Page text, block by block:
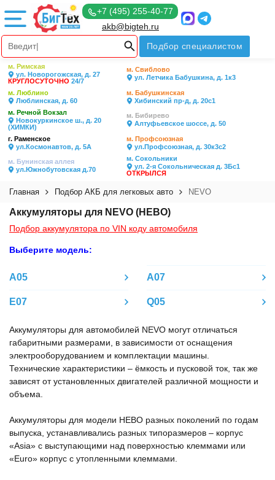
+7 (495) 255-40-77
akb@bigteh.ru
Подбор специалистом
м. Римская
ул. Новорогожская, д. 27
КРУГЛОСУТОЧНО 24/7
м. Свиблово
ул. Летчика Бабушкина, д. 1к3
м. Люблино
Люблинская, д. 60
м. Бабушкинская
Хибинский пр-д, д. 20с1
м. Речной Вокзал
Новокуркинское ш., д. 20
(ХИМКИ)
м. Бибирево
Алтуфьевское шоссе, д. 50
г. Раменское
ул.Космонавтов, д. 5А
м. Профсоюзная
ул.Профсоюзная, д. 30к3с2
м. Бунинская аллея
ул.Южнобутовская д.70
м. Сокольники
ул. 2-я Сокольническая д. 3Бс1
ОТКРЫЛСЯ
Главная Подбор АКБ для легковых авто NEVO
Аккумуляторы для NEVO (НЕВО)
Подбор аккумулятора по VIN коду автомобиля
Выберите модель:
A05 A07
E07 Q05
Аккумуляторы для автомобилей NEVO могут отличаться
габаритными размерами, в зависимости от оснащения
электрооборудованием и комплектации машины.
Технические характеристики – ёмкость и пусковой ток, так же
зависят от установленных двигателей различной мощности и
объема.
Аккумуляторы для модели НЕВО разных поколений по годам
выпуска, устанавливались разных типоразмеров – корпус
«Asia» с выступающими над поверхностью клеммами или
«Euro» корпус с утопленными клеммами.